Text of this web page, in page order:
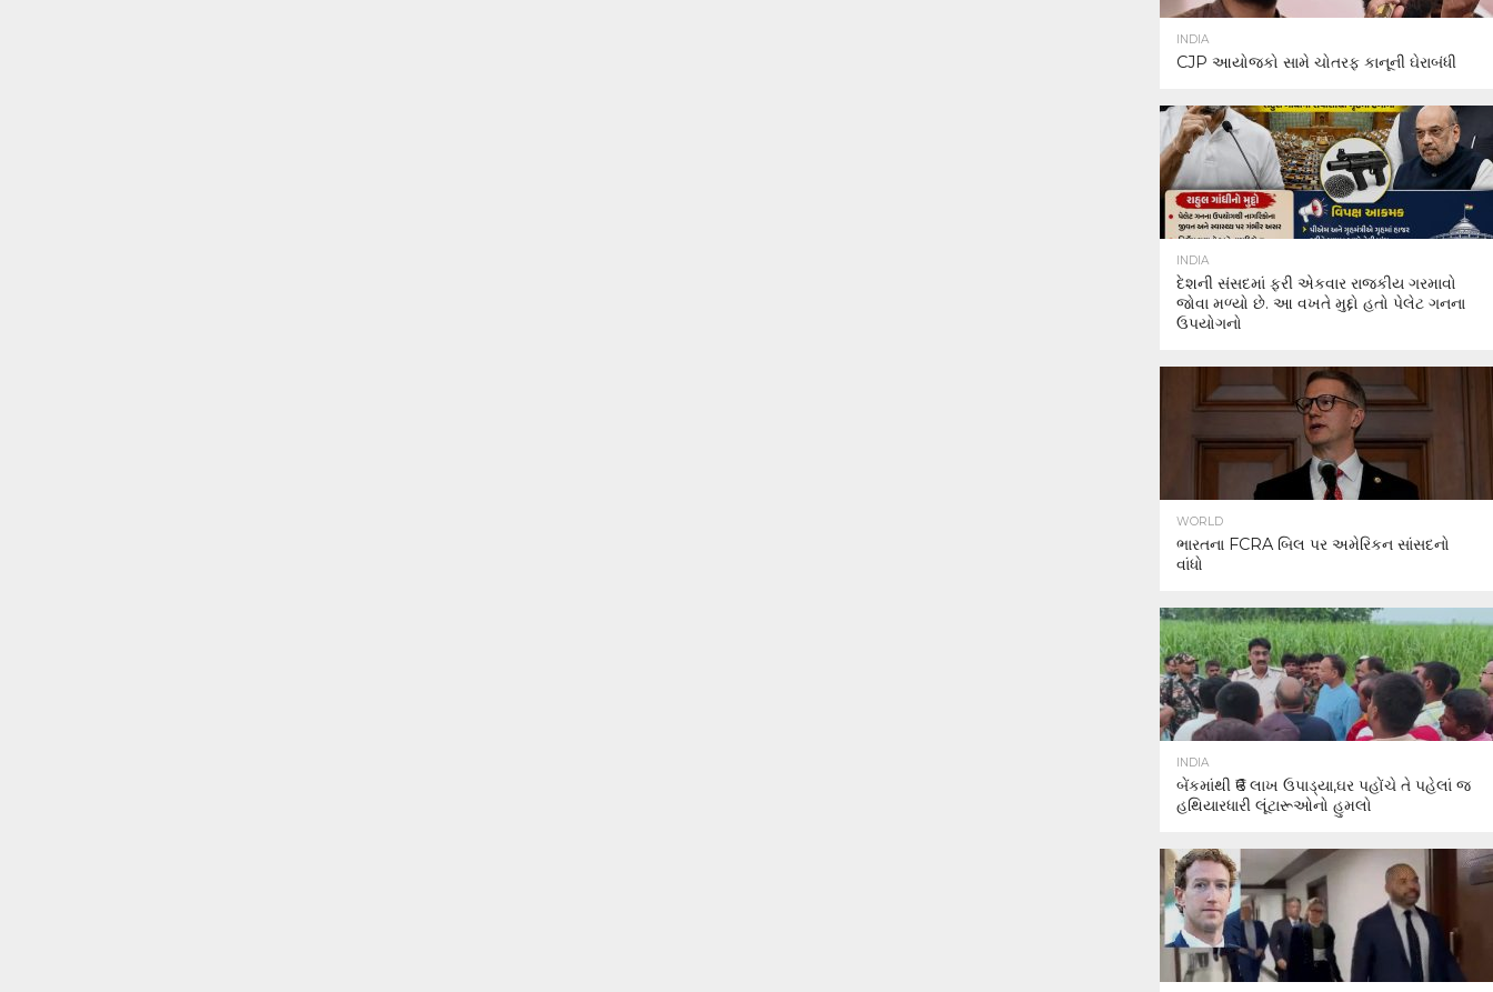
INDIA
CJP આયોજકો સામે ચોતરફ કાનૂની ઘેરાબંધી
INDIA
દેશની સંસદમાં ફરી એકવાર રાજકીય ગરમાવો
જોવા મળ્યો છે. આ વખતે મુદ્દો હતો પેલેટ ગનના
ઉપયોગનો
WORLD
ભારતના FCRA બિલ પર અમેરિકન સાંસદનો
વાંધો
INDIA
બેંકમાંથી ₹6 લાખ ઉપાડ્યા,ઘર પહોંચે તે પહેલાં જ
હથિયારધારી લૂંટારૂઓનો હુમલો